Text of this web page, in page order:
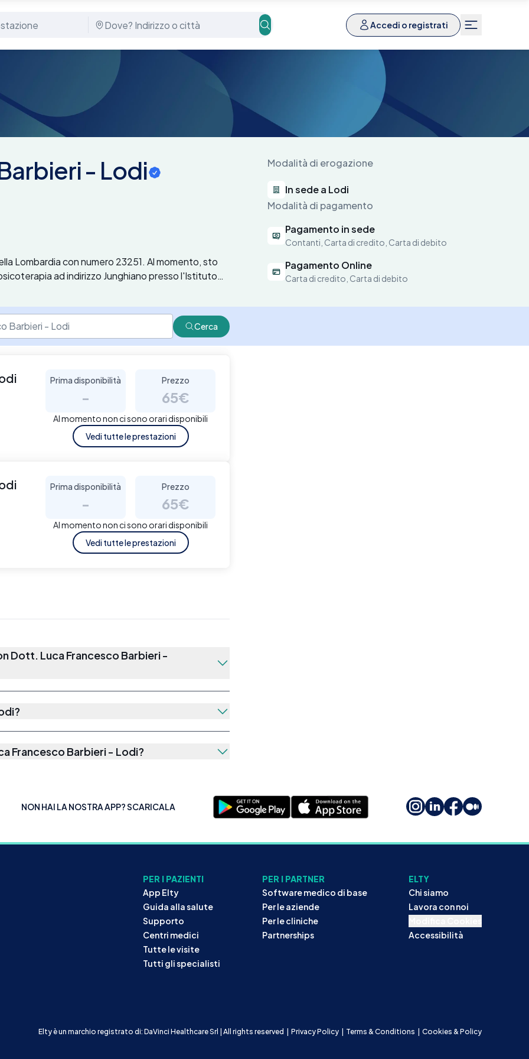
Accedi o registrati
- Lodi
Lombardia con numero 23251. Al momento, sto
ad indirizzo Junghiano presso l'Istituto
tra Milano e Torino e ho sempre svolto la mia
ad adulti e giovani adulti. ​Collaboro
di disagio adolescenziale.
Modalità di erogazione
In sede a Lodi
Modalità di pagamento
Pagamento in sede
Contanti, Carta di credito, Carta di debito
Pagamento Online
Carta di credito, Carta di debito
Cerca
Prima disponibilità
-
Prezzo
65€
Al momento non ci sono orari disponibili
Vedi tutte le prestazioni
Prima disponibilità
-
Prezzo
65€
Al momento non ci sono orari disponibili
Vedi tutte le prestazioni
Dott. Luca Francesco Barbieri -
?
Francesco Barbieri - Lodi?
NON HAI LA NOSTRA APP? SCARICALA
PER I PAZIENTI
App Elty
Guida alla salute
Supporto
Centri medici
Tutte le visite
Tutti gli specialisti
PER I PARTNER
Software medico di base
Per le aziende
Per le cliniche
Partnerships
ELTY
Chi siamo
Lavora con noi
Accessibilità
Elty è un marchio registrato di: DaVinci Healthcare Srl | All rights reserved | Privacy Policy | Terms & Conditions | Cookies & Policy